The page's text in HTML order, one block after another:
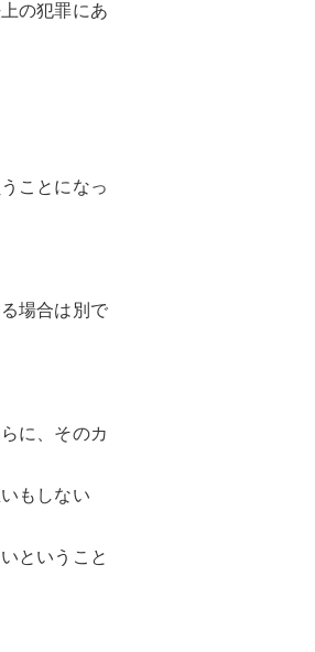
の犯罪にあ
ことになっ
場合は別で
に、そのカ
もしない
ということ